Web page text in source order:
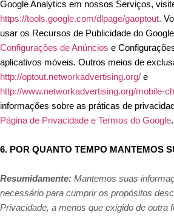
Google Analytics em nossos Serviços,
https://tools.google.com/dlpage/gaoptout.
usar os Recursos de Publicidade do
Configurações de Anúncios e
aplicativos móveis. Outros meios de
http://optout.networkadvertising.org/ e
http://www.networkadvertising.org/mobile-
informações sobre as práticas de
Página de Privacidade e Termos do Google.
6. POR QUANTO TEMPO MANTEMOS
Resumidamente: Mantemos suas
necessário para cumprir os propósitos
Privacidade, a menos que exigido de outra